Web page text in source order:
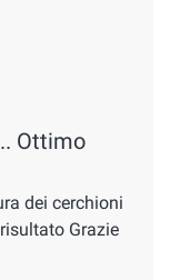
Ottimo
dei cerchioni
Grazie